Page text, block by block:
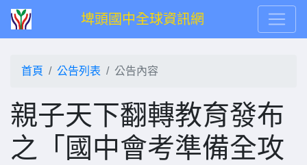
埤頭國中全球資訊網
首頁 公告列表 公告內容
親子天下翻轉教育發布
之「國中會考準備全攻